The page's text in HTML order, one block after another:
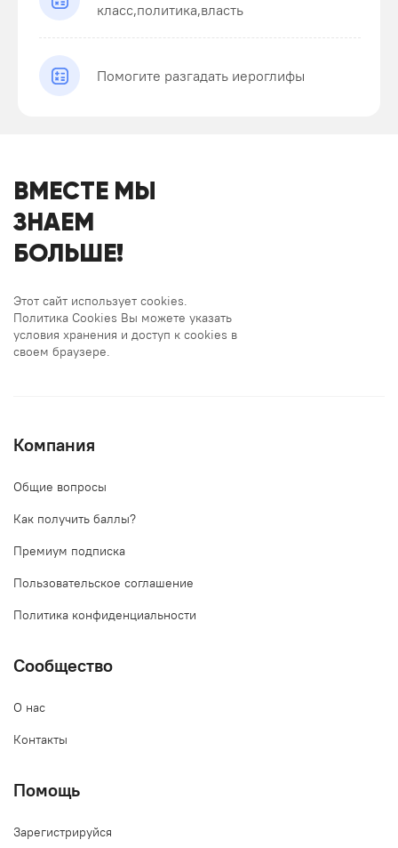
класс,политика,власть
Помогите разгадать иероглифы
ВМЕСТЕ МЫ
ЗНАЕМ
БОЛЬШЕ!
Этот сайт использует cookies.
Политика Cookies Вы можете указать
условия хранения и доступ к cookies в
своем браузере.
Компания
Общие вопросы
Как получить баллы?
Премиум подписка
Пользовательское соглашение
Политика конфиденциальности
Сообщество
О нас
Контакты
Помощь
Зарегистрируйся